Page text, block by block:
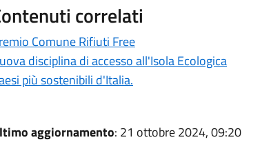
correlati
Comune Rifiuti Free
disciplina di accesso all'Isola Ecologica
più sostenibili d'Italia.
aggiornamento: 21 ottobre 2024, 09:20